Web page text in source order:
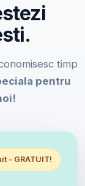
timp
pentru
- GRATUIT!